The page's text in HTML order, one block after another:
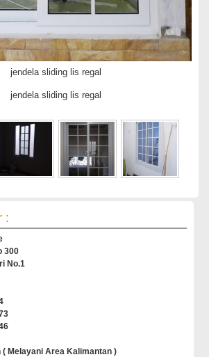
jendela sliding lis regal
jendela sliding lis regal
:
300
No.1
Melayani Area Kalimantan )